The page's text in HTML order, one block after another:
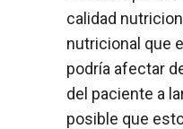
calidad
nutricional que
podría afectar
del paciente a
posible que